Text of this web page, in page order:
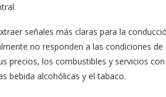
señales más claras para la
no responden a las condiciones
precios, los combustibles y servicios
bebida alcohólicas y el tabaco.